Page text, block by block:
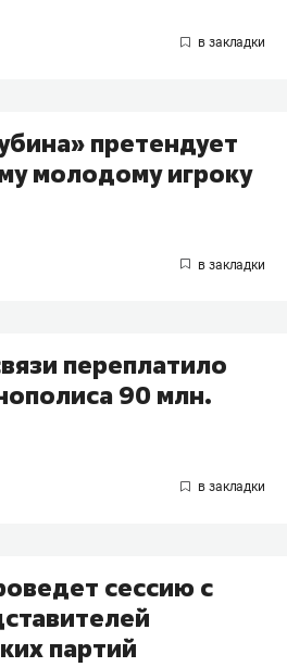
претендует
молодому игроку
переплатило
90 млн.
сессию с
партий